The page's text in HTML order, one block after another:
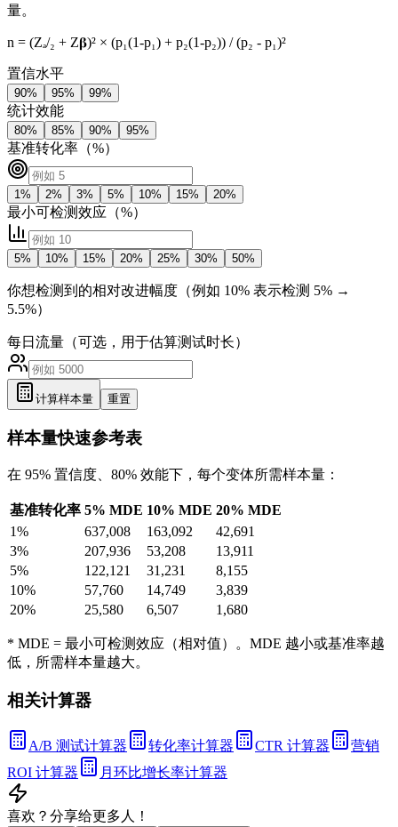
量。
n = (Zₐ/₂ + Z𝛃)² × (p₁(1-p₁) + p₂(1-p₂)) / (p₂ - p₁)²
置信水平
90% 95% 99%
统计效能
80% 85% 90% 95%
基准转化率（%）
1 % 2% 3% 5% 10% 15% 20%
最小可检测效应（%）
5% 10% 15% 20% 25% 30% 50%
你想检测到的相对改进幅度（例如 10% 表示检测 5% →
5.5%）
每日流量（可选，用于估算测试时长）
计算样本量 重置
样本量快速参考表
在 95% 置信度、80% 效能下，每个变体所需样本量：
基准转化率 5% MDE 10% MDE 20% MDE
1% 637,008 163,092
42,691
3% 207,936 53,208
13,911
5% 122,121 31,231
8,155
10% 57,760 14,749
3,839
20% 25,580 6,507 1,680
* MDE = 最小可检测效应（相对值）。MDE 越小或基准率越
低，所需样本量越大。
相关计算器
A/B 测试计算器 转化率计算器 CTR 计算器
营销
ROI 计算器
月环比增长率计算器
喜欢？分享给更多人！